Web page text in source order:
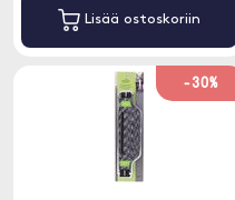
Lisää ostoskoriin
-30%